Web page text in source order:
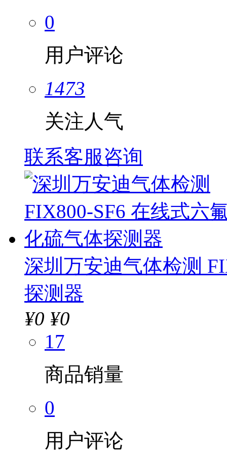
0
用户评论
1473
关注人气
联系客服咨询
深圳万安迪气体检测
探测器
¥0 ¥0
17
商品销量
0
用户评论